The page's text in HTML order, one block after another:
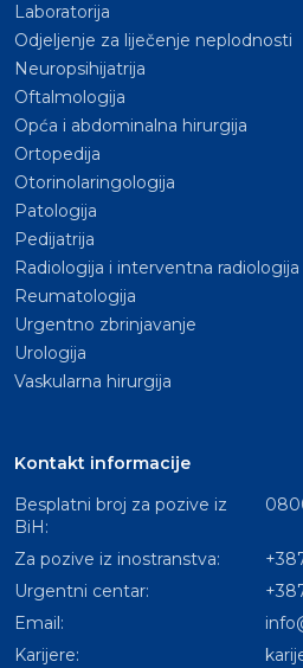
Laboratorija
Odjeljenje za liječenje neplodnosti
Neuropsihijatrija
Oftalmologija
Opća i abdominalna hirurgija
Ortopedija
Otorinolaringologija
Patologija
Pedijatrija
Radiologija i interventna radiologija
Reumatologija
Urgentno zbrinjavanje
Urologija
Vaskularna hirurgija
Kontakt informacije
Besplatni broj za pozive iz
BiH:
Za pozive iz inostranstva:
Urgentni centar:
Email:
Karijere: